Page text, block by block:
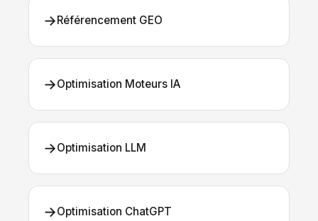
→Référencement GEO
→Optimisation Moteurs IA
→Optimisation LLM
→Optimisation ChatGPT